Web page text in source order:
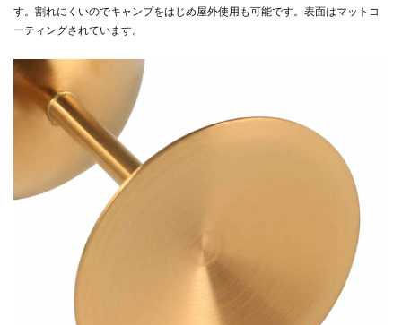
す。割れにくいのでキャンプをはじめ屋外使用も可能です。表面はマットコ
ーティングされています。